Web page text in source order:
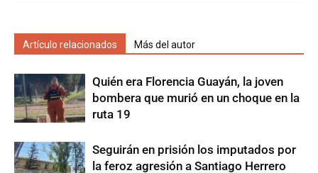
Artículo relacionados Más del autor
Quién era Florencia Guayán, la joven
bombera que murió en un choque en la
ruta 19
Seguirán en prisión los imputados por
la feroz agresión a Santiago Herrero